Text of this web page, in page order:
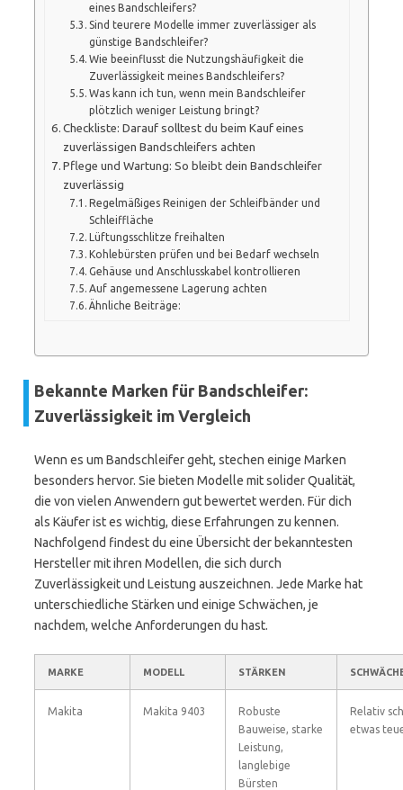
eines Bandschleifers?
Sind teurere Modelle immer zuverlässiger als
günstige Bandschleifer?
Wie beeinflusst die Nutzungshäufigkeit die
Zuverlässigkeit meines Bandschleifers?
Was kann ich tun, wenn mein Bandschleifer
plötzlich weniger Leistung bringt?
Checkliste: Darauf solltest du beim Kauf eines
zuverlässigen Bandschleifers achten
Pflege und Wartung: So bleibt dein Bandschleifer
zuverlässig
Regelmäßiges Reinigen der Schleifbänder und
Schleiffläche
Lüftungsschlitze freihalten
Kohlebürsten prüfen und bei Bedarf wechseln
Gehäuse und Anschlusskabel kontrollieren
Auf angemessene Lagerung achten
Ähnliche Beiträge:
Bekannte Marken für Bandschleifer:
Zuverlässigkeit im Vergleich
Wenn es um Bandschleifer geht, stechen einige Marken
besonders hervor. Sie bieten Modelle mit solider Qualität,
die von vielen Anwendern gut bewertet werden. Für dich
als Käufer ist es wichtig, diese Erfahrungen zu kennen.
Nachfolgend findest du eine Übersicht der bekanntesten
Hersteller mit ihren Modellen, die sich durch
Zuverlässigkeit und Leistung auszeichnen. Jede Marke hat
unterschiedliche Stärken und einige Schwächen, je
nachdem, welche Anforderungen du hast.
MARKE MODELL STÄRKEN
Makita Makita 9403
Robuste
Bauweise, starke
Leistung,
langlebige
Bürsten
Relativ
etwas